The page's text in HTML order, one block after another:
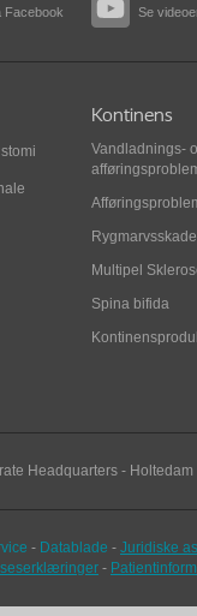
Facebook Se
Kontinens
Vandladnings-
Rygmarvsskade
Multipel
Spina bifida
Headquarters - Holtedam
- Datablade - Juridiske
-